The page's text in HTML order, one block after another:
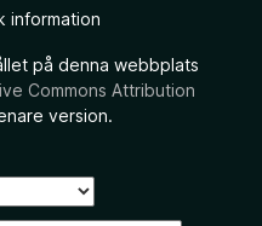
information
på denna webbplats
Commons Attribution
version.